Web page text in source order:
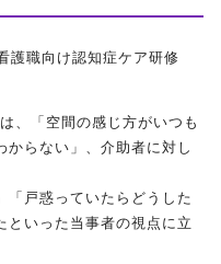
者の方へ
護職向け認知症ケア研修
、「空間の感じ方がいつも
からない」、介助者に対し
「戸惑っていたらどうした
といった当事者の視点に立